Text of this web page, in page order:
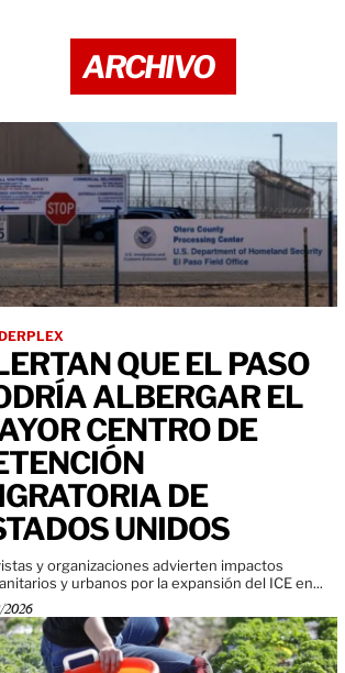
ARCHIVO
QUE EL PASO
ALBERGAR EL
CENTRO DE
DE
UNIDOS
y organizaciones advierten impactos
y urbanos por la expansión del ICE en...
2026